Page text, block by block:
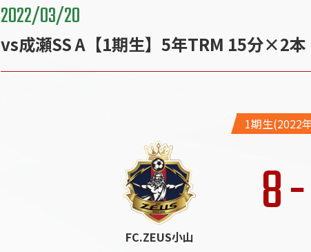
2022/03/20
vs成瀬SS A【1期生】5年TRM 15分×2本
1期生(2022
FC.ZEUS小山
8-